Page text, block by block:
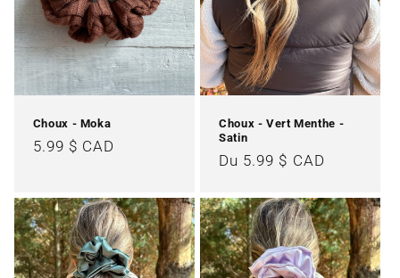
Choux - Moka
Prix
5.99 $ CAD
Choux - Vert Menthe -
Satin
Prix
Du 5.99 $ CAD